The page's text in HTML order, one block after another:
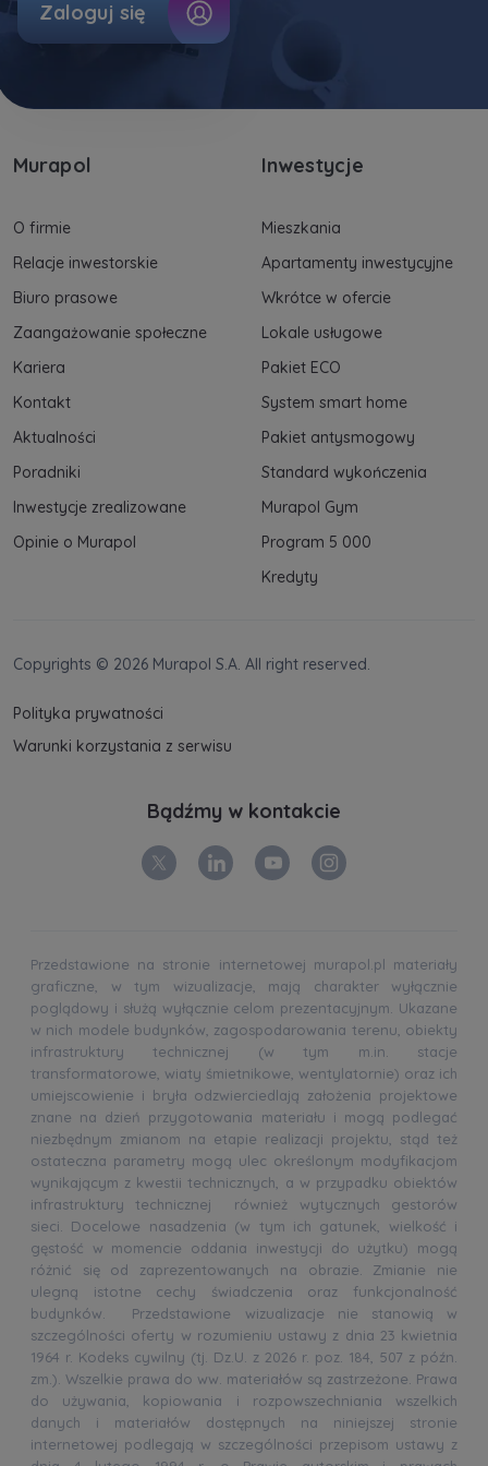
Dane o aktywności na naszej stronie mogą być
także udostępniane
zaufanym partnerom
Twoje dane są współadministrowane przez
spółki z Grupy Kapitałowej Murapol. Więcej o
cookies i jakie przysługują Ci prawa znajdziesz
Murapol
O firmie
Relacje inwestorskie
Biuro prasowe
Zaangażowanie społeczne
Kariera
Kontakt
Aktualności
Poradniki
Inwestycje zrealizowane
Opinie o Murapol
Inwestycje
Mieszkania
Apartamenty inwestycyjne
Wkrótce w ofercie
Lokale usługowe
Pakiet ECO
System smart home
Pakiet antysmogowy
Standard wykończenia
Murapol Gym
Program 5 000
Kredyty
Zaloguj się
Copyrights © 2026 Murapol S.A. All right reserved.
Polityka prywatności
Warunki korzystania z serwisu
Bądźmy w kontakcie
Przedstawione na stronie internetowej murapol.pl materiały
graficzne, w tym wizualizacje, mają charakter wyłącznie
poglądowy i służą wyłącznie celom prezentacyjnym. Ukazane
w nich modele budynków, zagospodarowania terenu, obiekty
infrastruktury technicznej (w tym m.in. stacje
transformatorowe, wiaty śmietnikowe, wentylatornie) oraz ich
umiejscowienie i bryła odzwierciedlają założenia projektowe
znane na dzień przygotowania materiału i mogą podlegać
niezbędnym zmianom na etapie realizacji projektu, stąd też
ostateczna parametry mogą ulec określonym modyfikacjom
wynikającym z kwestii technicznych, a w przypadku obiektów
infrastruktury technicznej również wytycznych gestorów
sieci. Docelowe nasadzenia (w tym ich gatunek, wielkość i
gęstość w momencie oddania inwestycji do użytku) mogą
różnić się od zaprezentowanych na obrazie. Zmianie nie
ulegną istotne cechy świadczenia oraz funkcjonalność
budynków. Przedstawione wizualizacje nie stanowią w
szczególności oferty w rozumieniu ustawy z dnia 23 kwietnia
1964 r. Kodeks cywilny (tj. Dz.U. z 2026 r. poz. 184, 507 z późn.
zm.). Wszelkie prawa do ww. materiałów są zastrzeżone. Prawa
do używania, kopiowania i rozpowszechniania wszelkich
danych i materiałów dostępnych na niniejszej stronie
internetowej podlegają w szczególności przepisom ustawy z